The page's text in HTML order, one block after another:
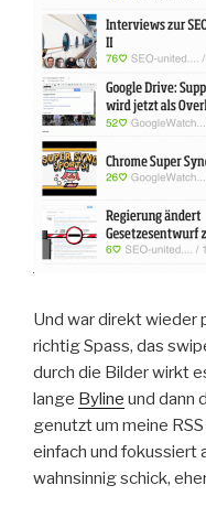
Und war direkt wieder
richtig Spass, das
durch die Bilder wirkt
lange Byline und dann
genutzt um meine
einfach und fokussiert
wahnsinnig schick,